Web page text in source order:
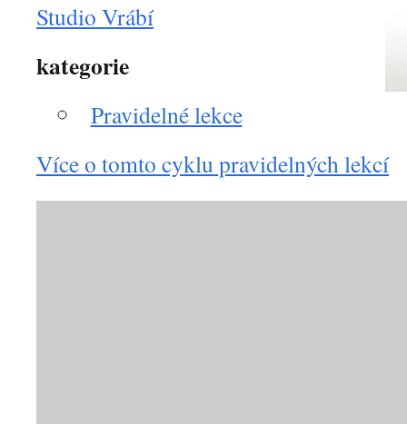
Studio Vrábí
kategorie
Pravidelné lekce
Více o tomto cyklu pravidelných lekcí